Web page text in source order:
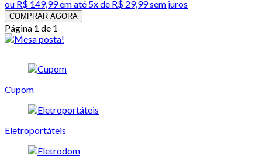
ou R$ 149,99em até 5x de R$ 29,99 sem juros
COMPRAR AGORA
Página 1 de 1
Cupom
Eletroportáteis